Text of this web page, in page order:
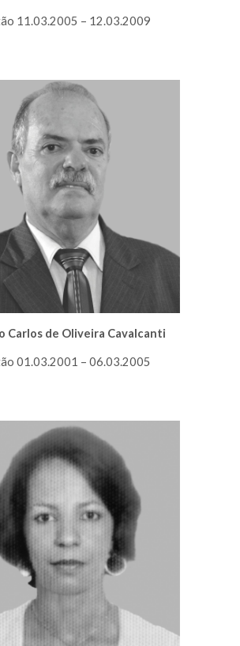
11.03.2005 – 12.03.2009
Carlos de Oliveira Cavalcanti
01.03.2001 – 06.03.2005